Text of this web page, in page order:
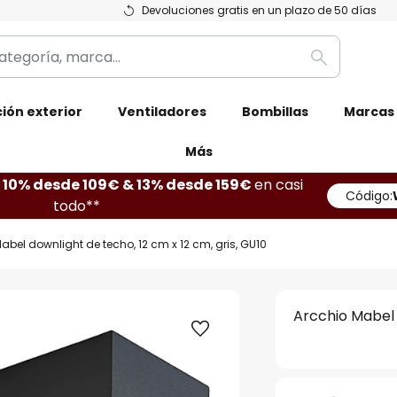
Devoluciones gratis en un plazo de 50 días
Buscar
exterior Ventiladores Bombillas Marcas
Más
10% desde 109€ & 13% desde 159€en casi
todo**
Código:
downlight de techo, 12 cm x 12 cm, gris, GU10
Arcchio Mabel